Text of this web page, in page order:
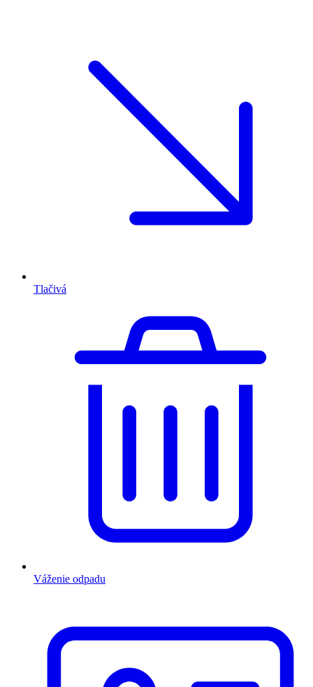
Tlačivá
Váženie odpadu